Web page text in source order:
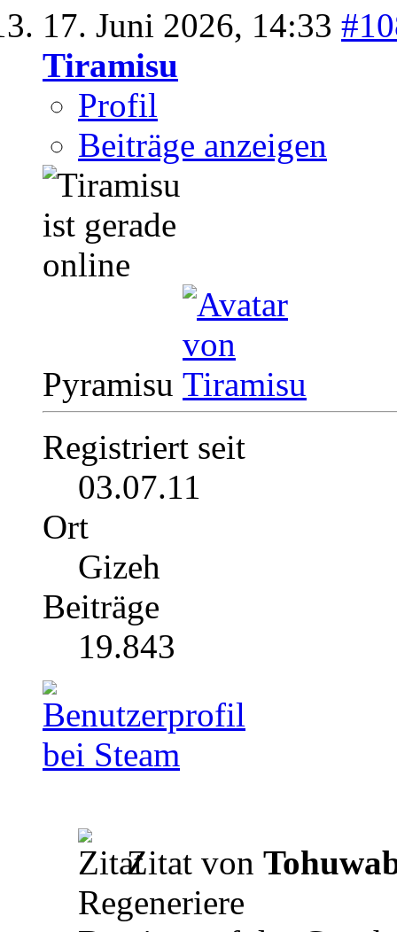
17. Juni 2026, 14:33
Tiramisu
Profil
Beiträge anzeigen
Pyramisu
Registriert seit
03.07.11
Ort
Gizeh
Beiträge
19.843
Zitat von
Regeneriere